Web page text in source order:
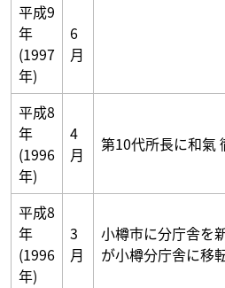
平成9
年
(1997
年)
6
月
平成8
年
(1996
年)
4
月
第10代所長に和氣
平成8
年
(1996
年)
3
月
小樽市に分庁舎を
が小樽分庁舎に移転